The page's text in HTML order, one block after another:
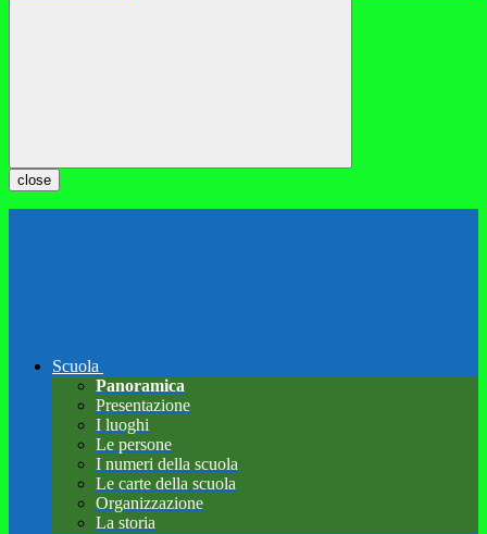
close
Scuola
Panoramica
Presentazione
I luoghi
Le persone
I numeri della scuola
Le carte della scuola
Organizzazione
La storia